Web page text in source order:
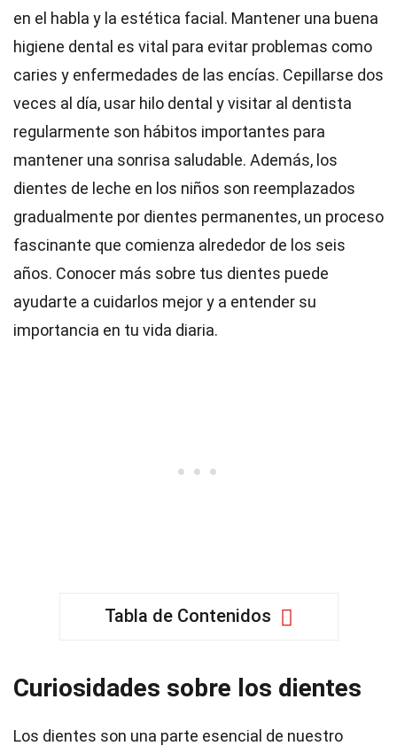
en el habla y la estética facial. Mantener una buena
higiene dental es vital para evitar problemas como
caries y enfermedades de las encías. Cepillarse dos
veces al día, usar hilo dental y visitar al dentista
regularmente son hábitos importantes para
mantener una sonrisa saludable. Además, los
dientes de leche en los niños son reemplazados
gradualmente por dientes permanentes, un proceso
fascinante que comienza alrededor de los seis
años. Conocer más sobre tus dientes puede
ayudarte a cuidarlos mejor y a entender su
importancia en tu vida diaria.
Tabla de Contenidos
Curiosidades sobre los dientes
Los dientes son una parte esencial de nuestro